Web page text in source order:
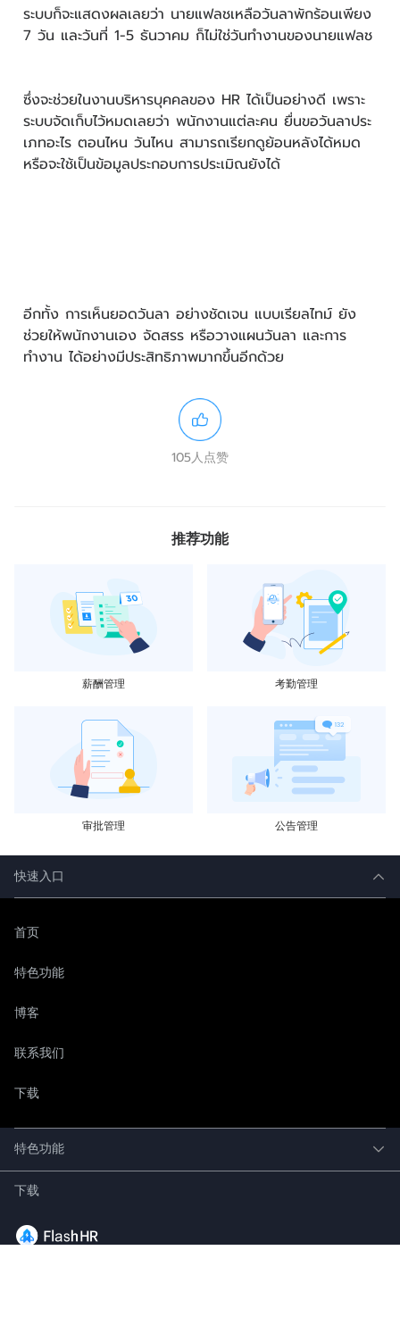
ระบบก็จะแสดงผลเลยว่า นายแฟลชเหลือวันลาพักร้อนเพียง
7 วัน และวันที่ 1-5 ธันวาคม ก็ไม่ใช่วันทำงานของนายแฟลช
ซึ่งจะช่วยในงานบริหารบุคคลของ HR ได้เป็นอย่างดี เพราะ
ระบบจัดเก็บไว้หมดเลยว่า พนักงานแต่ละคน ยื่นขอวันลาประ
เภทอะไร ตอนไหน วันไหน สามารถเรียกดูย้อนหลังได้หมด
หรือจะใช้เป็นข้อมูลประกอบการประเมิณยังได้
อีกทั้ง การเห็นยอดวันลา อย่างชัดเจน แบบเรียลไทม์ ยัง
ช่วยให้พนักงานเอง จัดสรร หรือวางแผนวันลา และการ
ทำงาน ได้อย่างมีประสิทธิภาพมากขึ้นอีกด้วย
105人点赞
推荐功能
薪酬管理 考勤管理
审批管理 公告管理
快速入口
首页
特色功能
博客
联系我们
下载
特色功能
下载